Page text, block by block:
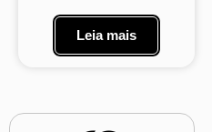
Leia mais